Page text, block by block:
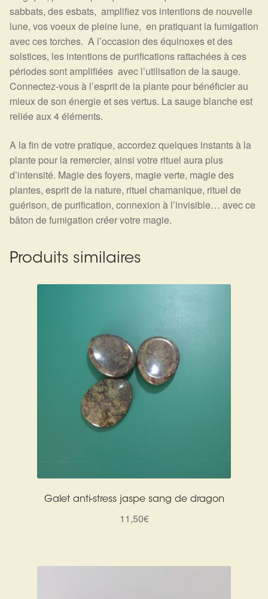
sabbats, des esbats, amplifiez vos intentions de nouvelle
lune, vos voeux de pleine lune, en pratiquant la fumigation
avec ces torches. A l’occasion des équinoxes et des
solstices, les intentions de purifications rattachées à ces
périodes sont amplifiées avec l’utilisation de la sauge.
Connectez-vous à l’esprit de la plante pour bénéficier au
mieux de son énergie et ses vertus. La sauge blanche est
reliée aux 4 éléments.
A la fin de votre pratique, accordez quelques instants à la
plante pour la remercier, ainsi votre rituel aura plus
d’intensité. Magie des foyers, magie verte, magie des
plantes, esprit de la nature, rituel chamanique, rituel de
guérison, de purification, connexion à l’invisible… avec ce
bâton de fumigation créer votre magie.
Produits similaires
Galet anti-stress jaspe sang de dragon
11,50€